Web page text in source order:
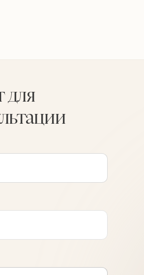
для